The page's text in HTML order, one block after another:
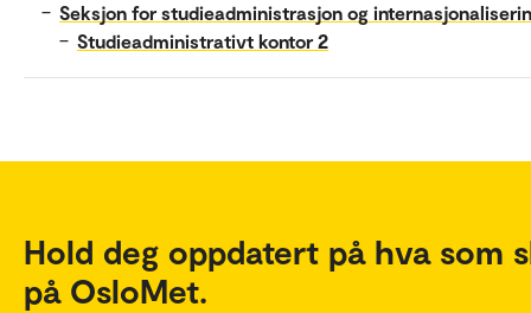
– Seksjon for studieadministrasjon og
– Studieadministrativt kontor 2
Hold deg oppdatert på hva som
på OsloMet.